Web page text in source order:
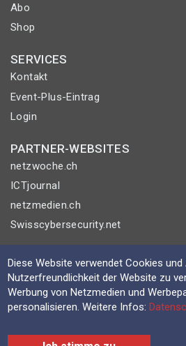
Abo
Shop
SERVICES
Kontakt
Event-Plus-Eintrag
Login
PARTNER-WEBSITES
netzwoche.ch
ICTjournal
netzmedien.ch
Swisscybersecurity.net
© NETZMEDIEN AG 2026
Impressum
AGB
Nutzungsbestimmungen
Datenschutzerklärung
Diese Website verwendet Cookies
Nutzerfreundlichkeit der Website zu
Werbung von Netzmedien und
personalisieren. Weitere Infos: